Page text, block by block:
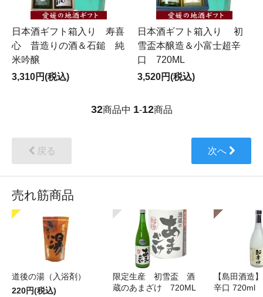
日本酒ギフト箱入り 寿喜
心 昔造りの酒＆石鎚 純
米吟醸
3,310円(税込)
日本酒ギフト箱入り 初
雪盃本醸造＆小富士超辛
口 720ML
3,520円(税込)
32商品中 1-12商品
戻る 次へ
売れ筋商品
道後の湯（入浴剤）
220円(税込)
限定生産 初雪盃 酒
蔵のあまざけ 720ML
【島田酒造
辛口 720ml